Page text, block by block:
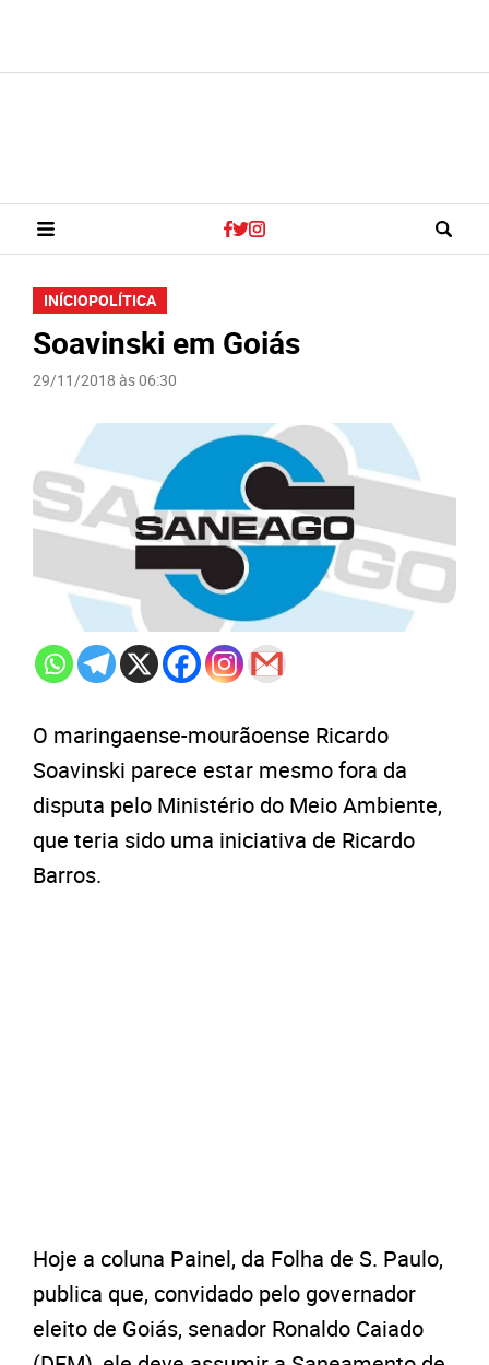
INÍCIOPOLÍTICA
Soavinski em Goiás
29/11/2018 às 06:30
O maringaense-mourãoense Ricardo
Soavinski parece estar mesmo fora da
disputa pelo Ministério do Meio Ambiente,
que teria sido uma iniciativa de Ricardo
Barros.
Hoje a coluna Painel, da Folha de S. Paulo,
publica que, convidado pelo governador
eleito de Goiás, senador Ronaldo Caiado